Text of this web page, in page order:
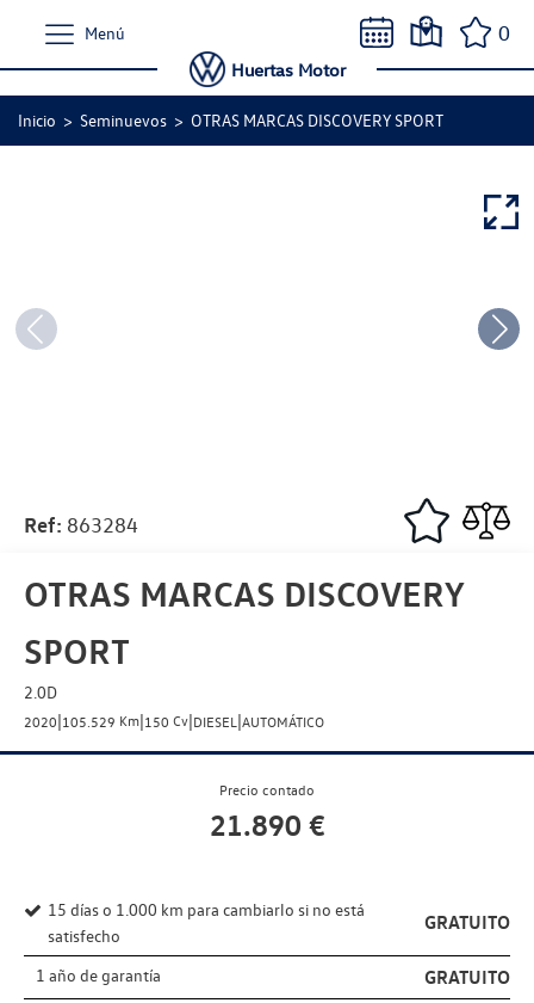
Menú 0
Huertas Motor
Inicio > Seminuevos > OTRAS MARCAS DISCOVERY SPORT
Ref: 863284
OTRAS MARCAS DISCOVERY
SPORT
2.0D
2020|105.529 Km|150 Cv|DIESEL|AUTOMÁTICO
Precio contado
21.890 €
15 días o 1.000 km para cambiarlo si no está
satisfecho
GRATUITO
1 año de garantía GRATUITO